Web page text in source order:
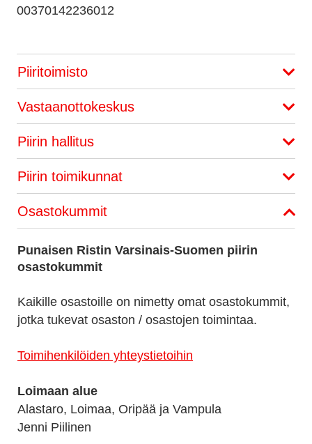
00370142236012
Piiritoimisto
Vastaanottokeskus
Piirin hallitus
Piirin toimikunnat
Osastokummit
Punaisen Ristin Varsinais-Suomen piirin
osastokummit
Kaikille osastoille on nimetty omat osastokummit,
jotka tukevat osaston / osastojen toimintaa.
Toimihenkilöiden yhteystietoihin
Loimaan alue
Alastaro, Loimaa, Oripää ja Vampula
Jenni Piilinen